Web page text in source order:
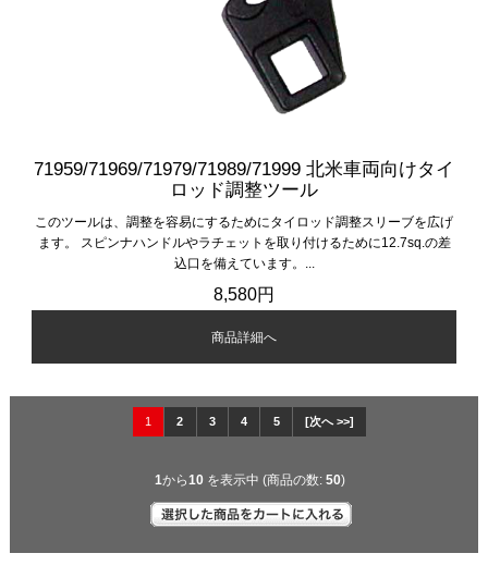
71959/71969/71979/71989/71999 北米車両向けタイ
ロッド調整ツール
このツールは、調整を容易にするためにタイロッド調整スリーブを広げ
ます。 スピンナハンドルやラチェットを取り付けるために12.7sq.の差
込口を備えています。...
8,580円
商品詳細へ
1 2 3 4 5 [次へ >>]
1から10を表示中 (商品の数: 50)